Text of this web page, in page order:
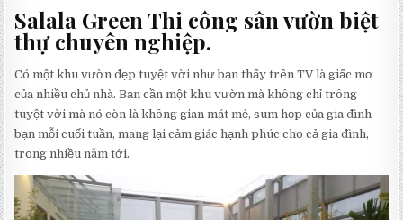
Salala Green Thi công sân vườn biệt
thự chuyên nghiệp.
Có một khu vườn đẹp tuyệt vời như bạn thấy trên TV là giấc mơ
của nhiều chủ nhà. Bạn cần một khu vườn mà không chỉ trông
tuyệt vời mà nó còn là không gian mát mẻ, sum họp của gia đình
bạn mỗi cuối tuần, mang lại cảm giác hạnh phúc cho cả gia đình,
trong nhiều năm tới.